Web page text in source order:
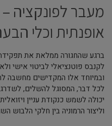
מעבר לפונקציה
אופנתית וכלי
ברגע שהחגורה ממלאת את תפקידה
לקנבס פוטנציאלי לביטוי אישי
ובמיוחד אלו המקדישים מחשבה
לכל דבר, המסוגל להשלים,
יכולה לשמש כנקודת עניין
וליצור הרמוניה בין חלקי הלבוש